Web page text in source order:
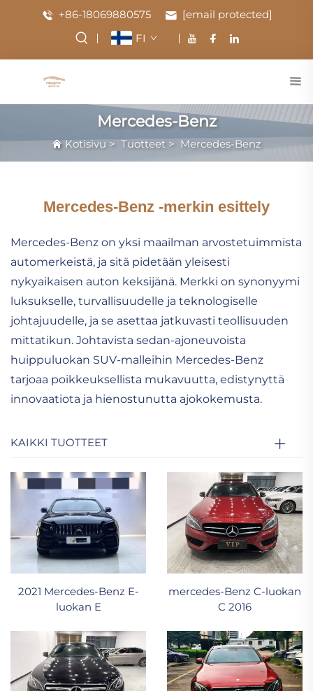
+86-18069880575
[email protected]
FI
Mercedes-Benz
Kotisivu > Tuotteet > Mercedes-Benz
Mercedes-Benz -merkin esittely
Mercedes-Benz on yksi maailman arvostetuimmista
automerkeistä, ja sitä pidetään yleisesti
nykyaikaisen auton keksijänä. Merkki on synonyymi
luksukselle, turvallisuudelle ja teknologiselle
johtajuudelle, ja se asettaa jatkuvasti teollisuuden
mittatikun. Johtavista sedan-ajoneuvoista
huippuluokan SUV-malleihin Mercedes-Benz
tarjoaa poikkeuksellista mukavuutta, edistynyttä
innovaatiota ja hienostunutta ajokokemusta.
KAIKKI TUOTTEET
2021 Mercedes-Benz E-
luokan E
mercedes-Benz C-luokan
C 2016